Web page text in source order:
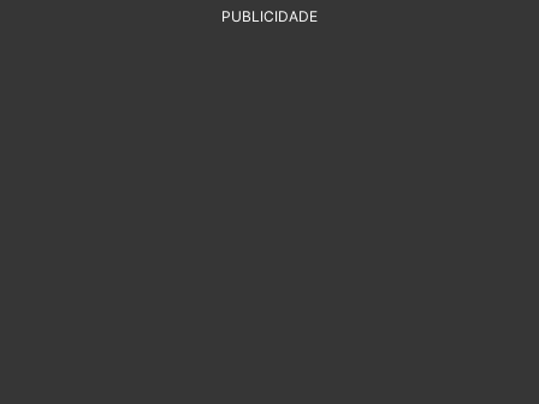
PUBLICIDADE